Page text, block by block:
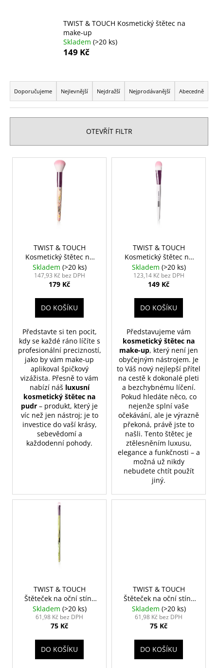
TWIST & TOUCH Kosmetický štětec na
make-up
Skladem (>20 ks)
149 Kč
Ř
a
z
e
í
p
Doporučujeme Nejlevnější Nejdražší Nejprodávanější Abecedně
OTEVŘÍT FILTR
V
TWIST & TOUCH
Kosmetický štětec na
pudr
Skladem (>20 ks)
147,93 Kč bez DPH
179 Kč
DO KOŠÍKU
Představte si ten pocit,
kdy se každé ráno líčíte s
profesionální precizností,
jako by vám make-up
aplikoval špičkový
vizážista. Přesně to vám
nabízí náš luxusní
kosmetický štětec na
pudr – produkt, který je
víc než jen nástroj; je to
investice do vaší krásy,
sebevědomí a
každodenní pohody.
TWIST & TOUCH
Kosmetický štětec na
make-up
Skladem (>20 ks)
123,14 Kč bez DPH
149 Kč
DO KOŠÍKU
Představujeme vám
kosmetický štětec na
make-up, který není jen
obyčejným nástrojem. Je
to Váš nový nejlepší přítel
na cestě k dokonalé pleti
a bezchybnému líčení.
Pokud hledáte něco, co
nejenže splní vaše
očekávání, ale je výrazně
překoná, právě jste to
našli. Tento štětec je
ztělesněním luxusu,
elegance a funkčnosti – a
možná už nikdy
nebudete chtít použít
jiný.
TWIST & TOUCH
Štěteček na oční stíny
oblý
Skladem (>20 ks)
61,98 Kč bez DPH
75 Kč
DO KOŠÍKU
TWIST & TOUCH
Štěteček na oční stíny
šikmý
Skladem (>20 ks)
61,98 Kč bez DPH
75 Kč
DO KOŠÍKU
o
u
č
e
m